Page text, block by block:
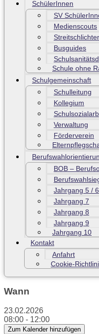
SchülerInnen
SV
Medienscouts
Busguides
Schule ohne
Schulgemeinschaft
Schulleitung
Kollegium
Verwaltung
Förderverein
BOB –
Jahrgang 5 / 6
Jahrgang 7
Jahrgang 8
Jahrgang 9
Jahrgang 10
Kontakt
Anfahrt
Cookie-
Wann
23.02.2026
08:00 - 12:00
Zum Kalender hinzufügen